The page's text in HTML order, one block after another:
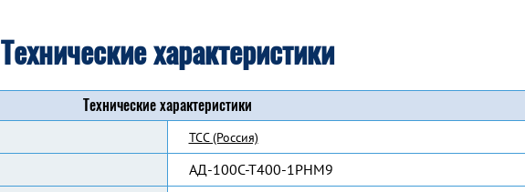
Технические характеристики
Технические характеристики
ТСС (Россия)
АД-100С-Т400-1РНМ9